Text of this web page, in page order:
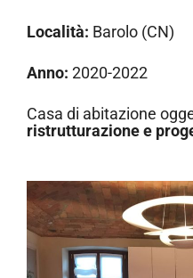
Località: Barolo (CN)
Anno: 2020-2022
Casa di abitazione
ristrutturazione e